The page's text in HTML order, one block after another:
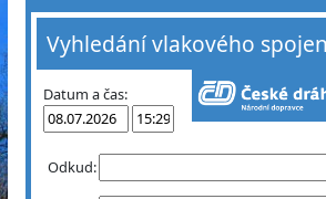
Vyhledání vlakového
Datum a čas:
Odkud: